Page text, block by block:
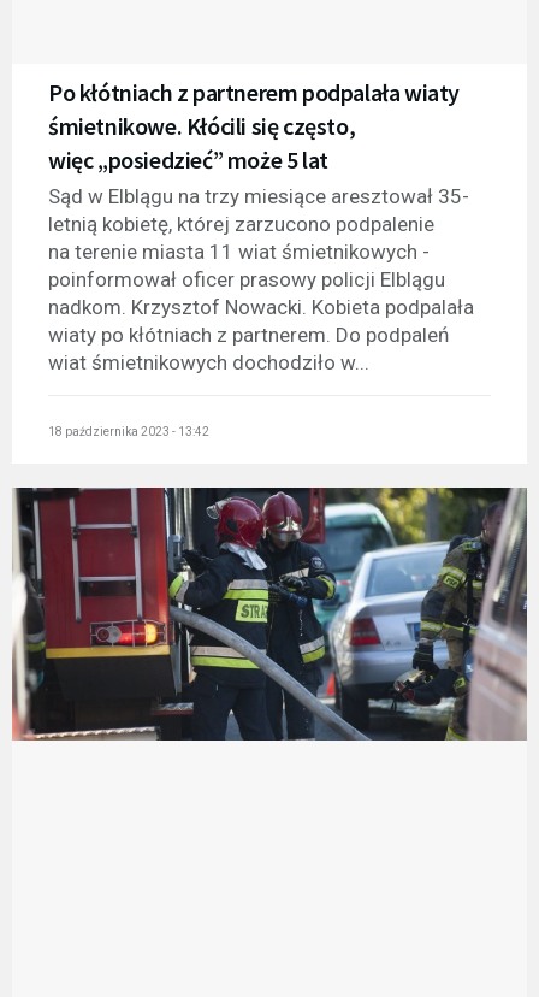
Po kłótniach z partnerem podpalała wiaty
śmietnikowe. Kłócili się często,
więc „posiedzieć” może 5 lat
Sąd w Elblągu na trzy miesiące aresztował 35-
letnią kobietę, której zarzucono podpalenie
na terenie miasta 11 wiat śmietnikowych -
poinformował oficer prasowy policji Elblągu
nadkom. Krzysztof Nowacki. Kobieta podpalała
wiaty po kłótniach z partnerem. Do podpaleń
wiat śmietnikowych dochodziło w...
18 października 2023 - 13:42